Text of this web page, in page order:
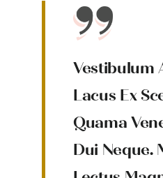
Vestibulum
Lacus Ex
Quama
Dui Neque.